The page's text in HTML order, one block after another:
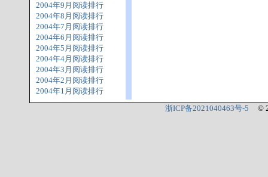
2004年9月阅读排行
2004年8月阅读排行
2004年7月阅读排行
2004年6月阅读排行
2004年5月阅读排行
2004年4月阅读排行
2004年3月阅读排行
2004年2月阅读排行
2004年1月阅读排行
浙ICP备2021040463号-5 ©